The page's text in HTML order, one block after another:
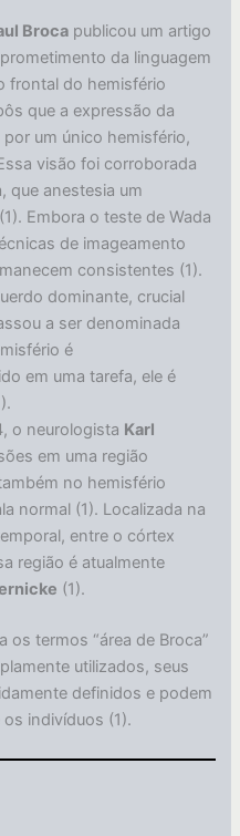
Broca publicou um artigo
da linguagem
frontal do hemisfério
que a expressão da
um único hemisfério,
visão foi corroborada
que anestesia um
Embora o teste de Wada
de imageamento
consistentes (1).
dominante, crucial
a ser denominada
é
em uma tarefa, ele é
o neurologista Karl
em uma região
no hemisfério
normal (1). Localizada na
entre o córtex
região é atualmente
(1).
os termos “área de Broca”
utilizados, seus
definidos e podem
indivíduos (1).